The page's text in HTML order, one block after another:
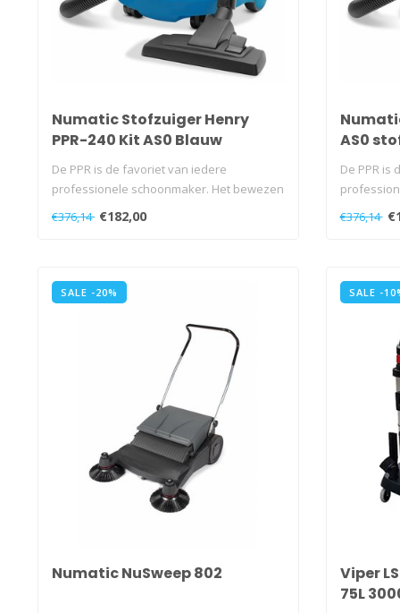
Numatic Stofzuiger Henry
PPR-240 Kit AS0 Blauw
De PPR is de favoriet van iedere
professionele schoonmaker. Het bewezen
€376,14 €182,00
AS0
De PPR is
€376,14
SALE -20%
Numatic NuSweep 802
SALE -
Viper
75L